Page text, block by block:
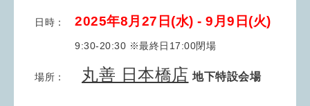
日時： 2025年8月27日(水) - 9月9 日(火)
9:30-20:30 ※最終日17:00閉場
場所： 丸善 日本橋店 地下特設会場